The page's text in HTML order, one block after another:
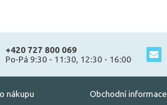
+420 727 800 069
Po-Pá 9:30 - 11:30, 12:30 - 16:00
nákupu Obchodní informace